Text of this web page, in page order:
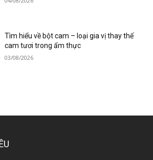
Tìm hiểu về bột cam – loại gia vị thay thế
cam tươi trong ẩm thực
03/08/2026